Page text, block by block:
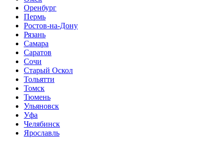
Оренбург
Пермь
Ростов-на-Дону
Рязань
Самара
Саратов
Сочи
Старый Оскол
Тольятти
Томск
Тюмень
Ульяновск
Уфа
Челябинск
Ярославль